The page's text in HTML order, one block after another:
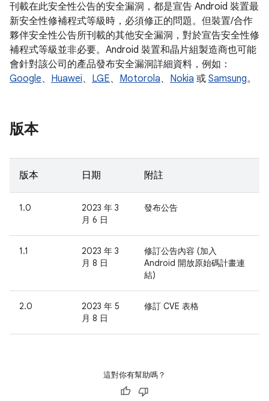
刊載在此安全性公告的安全漏洞，都是宣告 Android 裝置最
新安全性修補程式等級時，必須修正的問題。但裝置/合作
夥伴安全性公告所刊載的其他安全漏洞，對於宣告安全性修
補程式等級並非必要。Android 裝置和晶片組製造商也可能
會針對該公司的產品發布安全漏洞詳細資料，例如：
Google、 Huawei、 LGE、 Motorola、 Nokia 或 Samsung。
版本
版本 日期 附註
1.0
2023 年 3
月 6 日
發布公告
1.1
2023 年 3
月 8 日
修訂公告內容 (加入
Android 開放原始碼計畫連
結)
2.0
2023 年 5
月 8 日
修訂 CVE 表格
這對你有幫助嗎？